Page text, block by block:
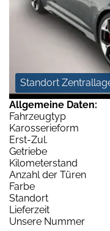
Standort
Allgemeine Daten:
Fahrzeugtyp
Karosserieform
Erst-Zul.
Getriebe
Kilometerstand
Anzahl der Türen
Farbe
Standort
Lieferzeit
Unsere Nummer